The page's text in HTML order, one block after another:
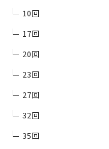
10回
17回
20回
23回
27回
32回
35回